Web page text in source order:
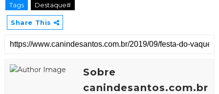
Tags Destaque#
Share This
Sobre
canindesantos.com.br